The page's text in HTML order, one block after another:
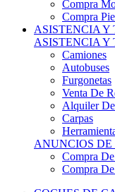
Compra
Compra
ASISTENCIA Y
ASISTENCIA Y
Camiones
Autobuses
Furgonetas
Venta De
Alquiler
Carpas
ANUNCIOS DE
Compra
Compra